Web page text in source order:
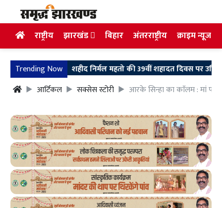
राष्ट्रीय झारखंड बिहार अंतरराष्ट्रीय क्राइम न्यूज
Trending Nowशहीद निर्मल महतो की 39वीं शहादत दिवस पर उलियान
आर्टिकल
सक्सेस स्टोरी आरके सिन्हा का काॅलम : मां पर